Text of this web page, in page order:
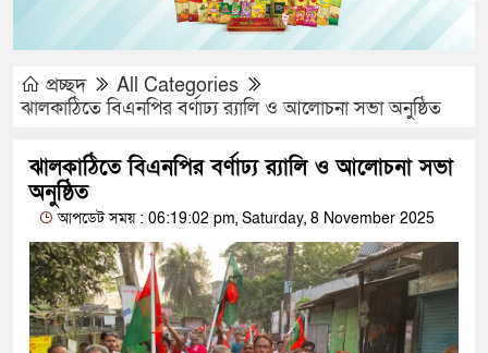
প্রচ্ছদ
All Categories
ঝালকাঠিতে বিএনপির বর্ণাঢ্য র‍্যালি ও আলোচনা সভা অনুষ্ঠিত
ঝালকাঠিতে বিএনপির বর্ণাঢ্য র‍্যালি ও আলোচনা সভা
অনুষ্ঠিত
আপডেট সময় : 06:19:02 pm, Saturday, 8 November 2025